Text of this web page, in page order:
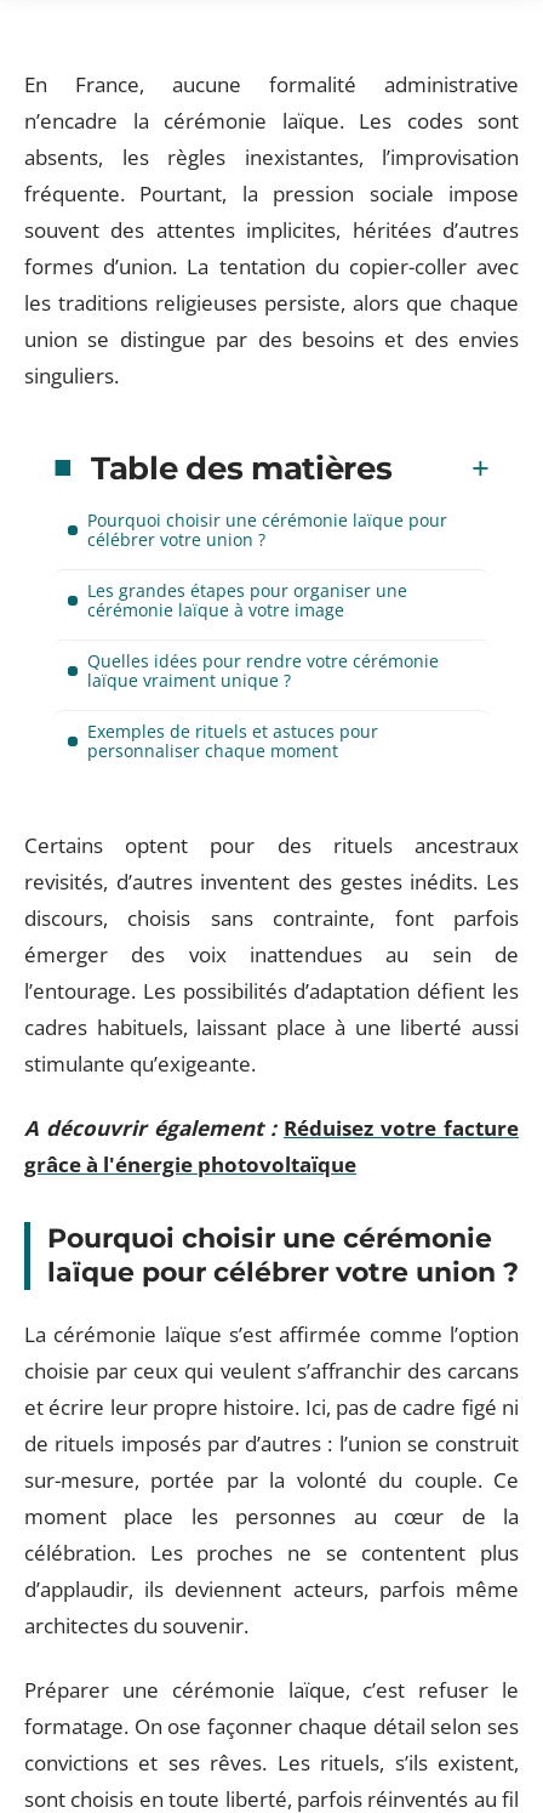
En France, aucune formalité administrative
n’encadre la cérémonie laïque. Les codes sont
absents, les règles inexistantes, l’improvisation
fréquente. Pourtant, la pression sociale impose
souvent des attentes implicites, héritées d’autres
formes d’union. La tentation du copier-coller avec
les traditions religieuses persiste, alors que chaque
union se distingue par des besoins et des envies
singuliers.
Table des matières
Pourquoi choisir une cérémonie laïque pour
célébrer votre union ?
Les grandes étapes pour organiser une
cérémonie laïque à votre image
Quelles idées pour rendre votre cérémonie
laïque vraiment unique ?
Exemples de rituels et astuces pour
personnaliser chaque moment
Certains optent pour des rituels ancestraux
revisités, d’autres inventent des gestes inédits. Les
discours, choisis sans contrainte, font parfois
émerger des voix inattendues au sein de
l’entourage. Les possibilités d’adaptation défient les
cadres habituels, laissant place à une liberté aussi
stimulante qu’exigeante.
A découvrir également : Réduisez votre facture
grâce à l'énergie photovoltaïque
Pourquoi choisir une cérémonie
laïque pour célébrer votre union ?
La cérémonie laïque s’est affirmée comme l’option
choisie par ceux qui veulent s’affranchir des carcans
et écrire leur propre histoire. Ici, pas de cadre figé ni
de rituels imposés par d’autres : l’union se construit
sur-mesure, portée par la volonté du couple. Ce
moment place les personnes au cœur de la
célébration. Les proches ne se contentent plus
d’applaudir, ils deviennent acteurs, parfois même
architectes du souvenir.
Préparer une cérémonie laïque, c’est refuser le
formatage. On ose façonner chaque détail selon ses
convictions et ses rêves. Les rituels, s’ils existent,
sont choisis en toute liberté, parfois réinventés au fil